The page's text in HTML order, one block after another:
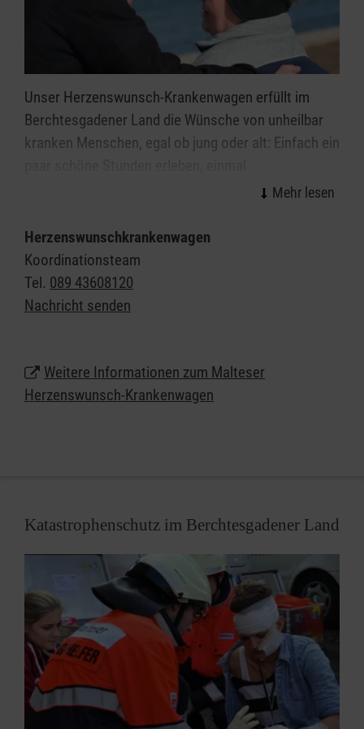
Unser Herzenswunsch-Krankenwagen erfüllt im
Berchtesgadener Land die Wünsche von unheilbar
kranken Menschen, egal ob jung oder alt: Einfach ein
herauskommen oder die Erfüllung einer besonderen
Speziell geschulte Ehrenamtliche aus dem
medizinischen Bereich stehen bereit, um den
Menschen in diesen Stunden zu begleiten und zu
betreuen. Die Fahrt mit dem Herzenswunsch-
Begleitung kostenlos. Der Dienst finanziert sich
über die Mittel großzügiger Spendenwilliger und die
Beiträge von Fördermitgliedern.
Herzenswunschkrankenwagen
Koordinationsteam
Tel. 089 43608120
Nachricht senden
Weitere Informationen zum Malteser
Herzenswunsch-Krankenwagen
Katastrophenschutz im Berchtesgadener Land